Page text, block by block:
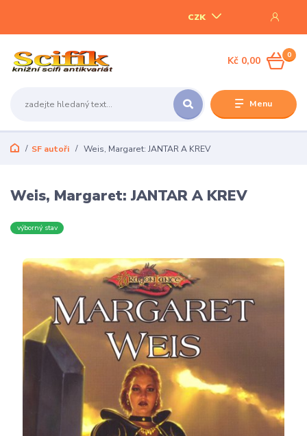
Menu
CZK
0
Kč 0,00
SF autoři Weis, Margaret: JANTAR A KREV
Weis, Margaret: JANTAR A KREV
výborný stav